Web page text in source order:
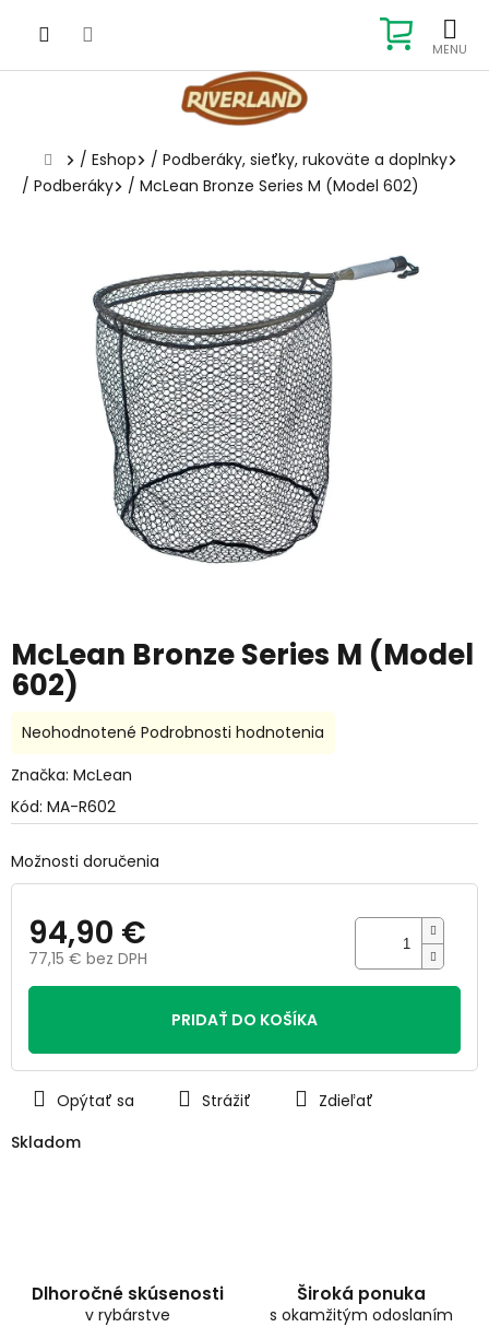
KOŠÍK
Domov
/ Eshop / Podberáky, sieťky, rukoväte a doplnky
/ Podberáky / McLean Bronze Series M (Model 602)
McLean Bronze Series M (Model
602)
Kód: MA-R602
Skladom
Možnosti doručenia
94,90 €
77,15 € bez DPH
Jednotková
PRIDAŤ DO KOŠÍKA
Opýtať sa Strážiť Zdieľať
Priemerné
produktu
0,0
5
Neohodnotené Podrobnosti hodnotenia
Značka: McLean
Dlhoročné skúsenosti
v rybárstve
Široká ponuka
s okamžitým odoslaním